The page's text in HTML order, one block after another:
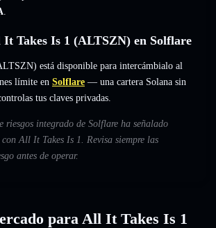
.
It Takes Is 1 (ALTSZN) en Solflare
está disponible para intercámbialo al
límite en Solflare — una cartera Solana sin
tus claves privadas.
riesgos integrado de Solflare ha señalado
con All It Takes Is 1. Revisa siempre las
antes de operar.
para All It Takes Is 1